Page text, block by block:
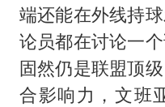
端还能在外线持
论员都在讨论一
固然仍是联盟顶
合影响力，文班